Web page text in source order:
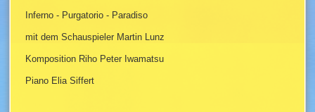
Inferno - Purgatorio - Paradiso
mit dem Schauspieler Martin Lunz
Komposition Riho Peter Iwamatsu
Piano Elia Siffert